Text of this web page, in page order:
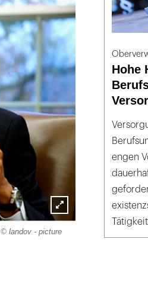
Lightbox
öffnen
© landov - picture
Hohe
engen